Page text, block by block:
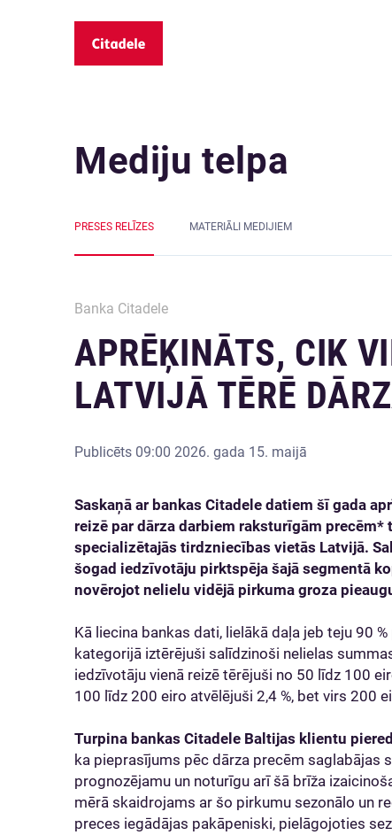
Mediju telpa
PRESES RELĪZES MATERIĀLI MEDIJIEM
Banka Citadele
APRĒĶINĀTS, CIK
LATVIJĀ TĒRĒ
Publicēts 09:00 2026. gada 15. maijā
Saskaņā ar bankas Citadele datiem šī gada
reizē par dārza darbiem raksturīgām
specializētajās tirdzniecības vietās Latvijā.
šogad iedzīvotāju pirktspēja šajā segmentā
novērojot nelielu vidējā pirkuma groza
Kā liecina bankas dati, lielākā daļa jeb teju 90
kategorijā iztērējuši salīdzinoši nelielas
iedzīvotāju vienā reizē tērējuši no 50 līdz 100
100 līdz 200 eiro atvēlējuši 2,4 %, bet virs 200
Turpina bankas Citadele Baltijas klientu
ka pieprasījums pēc dārza precēm
prognozējamu un noturīgu arī šā brīža
mērā skaidrojams ar šo pirkumu sezonālo un
preces iegādājas pakāpeniski, pielāgojoties